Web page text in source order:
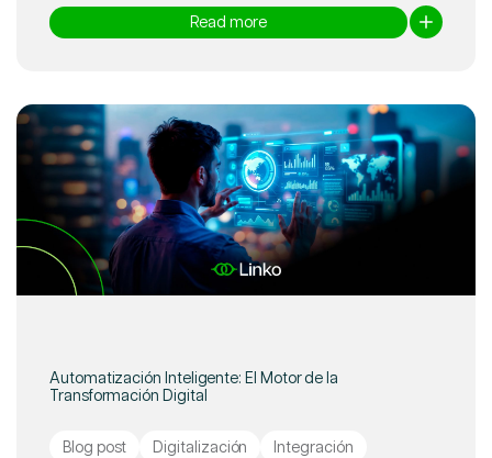
Read more
Automatización Inteligente: El Motor de la
Transformación Digital
Blog post Digitalización
Integración